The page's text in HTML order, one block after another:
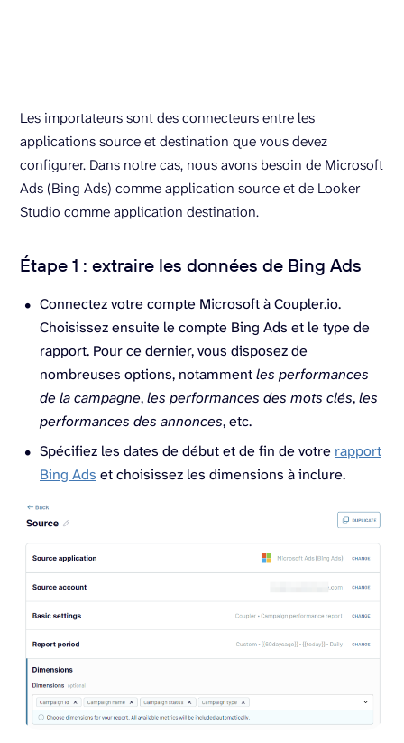
Les importateurs sont des connecteurs entre les
applications source et destination que vous devez
configurer. Dans notre cas, nous avons besoin de Microsoft
Ads (Bing Ads) comme application source et de Looker
Studio comme application destination.
Étape 1 : extraire les données de Bing Ads
Connectez votre compte Microsoft à Coupler.io.
Choisissez ensuite le compte Bing Ads et le type de
rapport. Pour ce dernier, vous disposez de
nombreuses options, notammentles performances
de la campagne,les performances des mots clés,les
performances des annonces, etc.
Spécifiez les dates de début et de fin de votre rapport
Bing Ads et choisissez les dimensions à inclure.